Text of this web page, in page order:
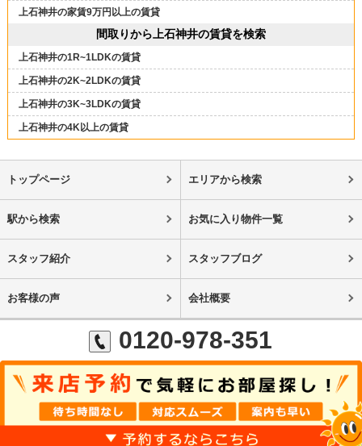
上石神井の家賃9万円以上の賃貸
間取りから上石神井の賃貸を検索
上石神井の1R~1LDKの賃貸
上石神井の2K~2LDKの賃貸
上石神井の3K~3LDKの賃貸
上石神井の4K以上の賃貸
トップページ エリアから検索
駅から検索 お気に入り物件一覧
スタッフ紹介 スタッフブログ
お客様の声 会社概要
0120-978-351